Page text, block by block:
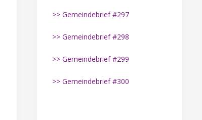
>> Gemeindebrief #297
>> Gemeindebrief #298
>> Gemeindebrief #299
>> Gemeindebrief #300